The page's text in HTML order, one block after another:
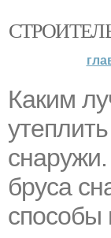
Каким
бруса
способы